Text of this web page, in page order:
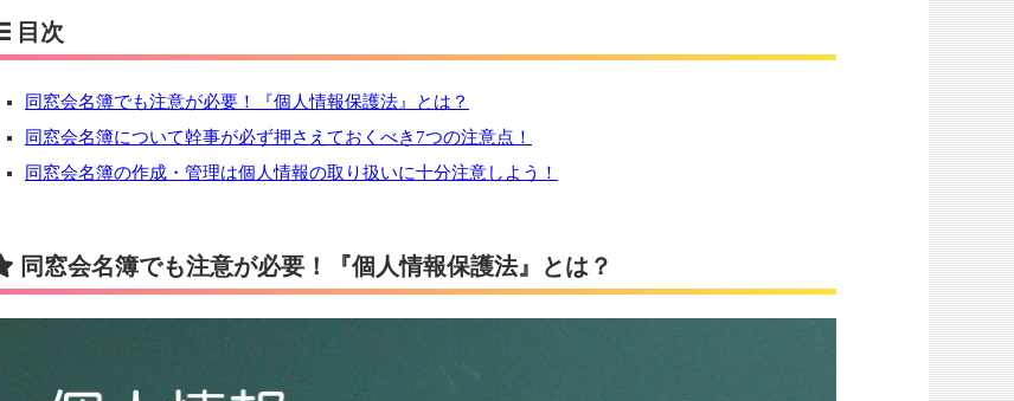
目次
同窓会名簿でも注意が必要！『個人情報保護法』とは？
同窓会名簿について幹事が必ず押さえておくべき7つの注意点！
同窓会名簿の作成・管理は個人情報の取り扱いに十分注意しよう！
同窓会名簿でも注意が必要！『個人情報保護法』とは？